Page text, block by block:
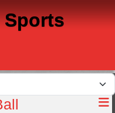
Sports